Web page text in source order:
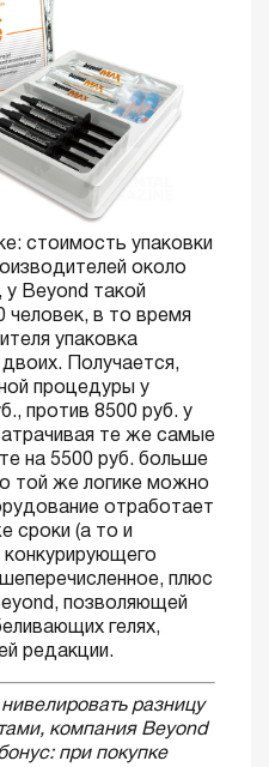
стоимость упаковки
около
Beyond такой
человек, в то время
упаковка
Получается,
процедуры у
против 8500 руб. у
те же самые
на 5500 руб. больше
той же логике можно
отработает
сроки (а то и
плюс
позволяющей
гелях,
редакции.
разницу
компания Beyond
при покупке